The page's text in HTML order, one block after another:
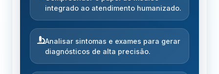
integrado ao atendimento humanizado.
Analisar sintomas e exames para gerar
diagnósticos de alta precisão.